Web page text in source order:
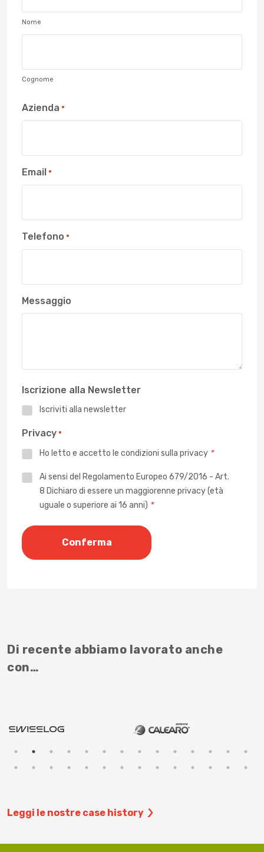
Nome
Cognome
Azienda *
Email *
Telefono *
Messaggio
Iscrizione alla Newsletter
Iscriviti alla newsletter
Privacy *
Ho letto e accetto le condizioni sulla privacy *
PrivacyAi sensi del Regolamento Europeo 679/2016 - Art.
8 Dichiaro di essere un maggiorenne privacy (età
uguale o superiore ai 16 anni) *
Di recente abbiamo lavorato anche
con…
Leggi le nostre case history